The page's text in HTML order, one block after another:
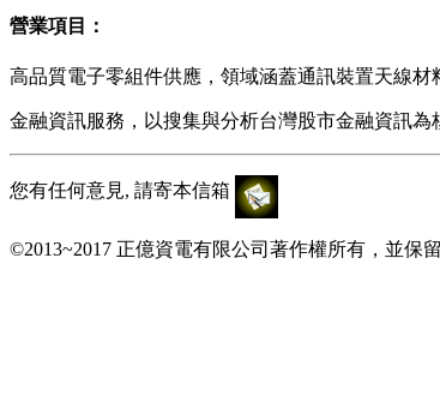
營業項目：
高品質電子零組件供應，領域涵蓋通訊裝置天線材
金融資訊服務，以搜集與分析台灣股市金融資訊
您有任何意見, 請寄本信箱
©2013~2017 正億資電有限公司著作權所有，並保